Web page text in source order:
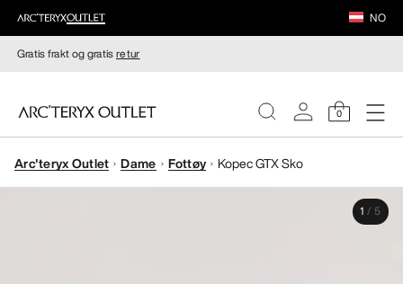
NO
Gratis frakt og gratisretur
0
DAMER
Arc'teryx Outlet Dame Fottøy Kopec GTX Sko
1 / 5